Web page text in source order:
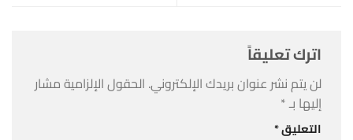
اترك تعليقاً
لن يتم نشر عنوان بريدك الإلكتروني. الحقول الإلزامية مشار
إليها بـ*
التعليق*